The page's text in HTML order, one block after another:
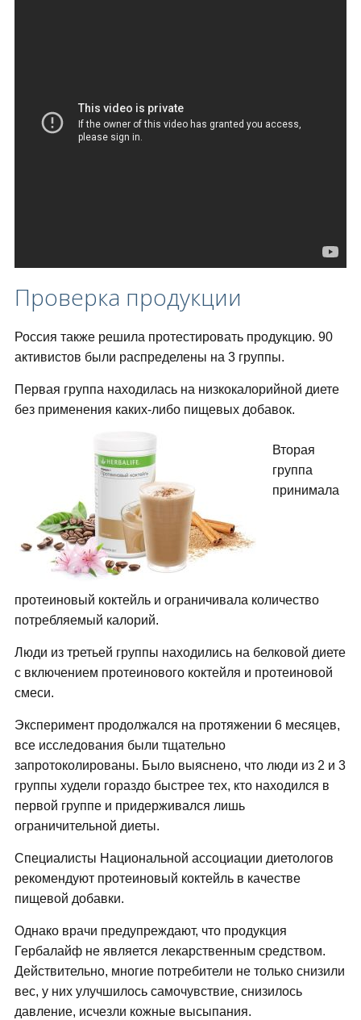
Проверка продукции
Россия также решила протестировать продукцию. 90
активистов были распределены на 3 группы.
Первая группа находилась на низкокалорийной диете
без применения каких-либо пищевых добавок.
Вторая
группа
принимала
протеиновый коктейль и ограничивала количество
потребляемый калорий.
Люди из третьей группы находились на белковой диете
с включением протеинового коктейля и протеиновой
смеси.
Эксперимент продолжался на протяжении 6 месяцев,
все исследования были тщательно
запротоколированы. Было выяснено, что люди из 2 и 3
группы худели гораздо быстрее тех, кто находился в
первой группе и придерживался лишь
ограничительной диеты.
Специалисты Национальной ассоциации диетологов
рекомендуют протеиновый коктейль в качестве
пищевой добавки.
Однако врачи предупреждают, что продукция
Гербалайф не является лекарственным средством.
Действительно, многие потребители не только снизили
вес, у них улучшилось самочувствие, снизилось
давление, исчезли кожные высыпания.